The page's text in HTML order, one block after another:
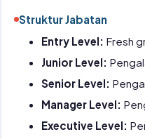
Struktur Jabatan
Entry Level: Fresh
Junior Level:
Senior Level:
Manager Level:
Executive Level: